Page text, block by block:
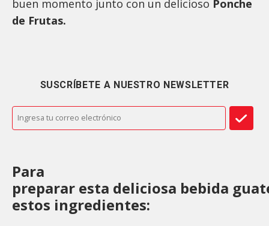
buen momento junto con un delicioso Ponche
de Frutas.
SUSCRÍBETE A NUESTRO NEWSLETTER
Para
preparar esta deliciosa bebida
estos ingredientes: